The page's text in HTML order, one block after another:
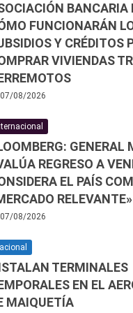
BANCARIA
FUNCIONARÁN
Y CRÉDITOS
VIVIENDAS
07/08/2026
GENERAL
REGRESO A
EL PAÍS
RELEVANTE»
07/08/2026
TERMINALES
EN EL
MAIQUETÍA